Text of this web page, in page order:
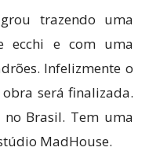
trazendo uma
ecchi e com uma
Infelizmente o
será finalizada.
Brasil. Tem uma
MadHouse.